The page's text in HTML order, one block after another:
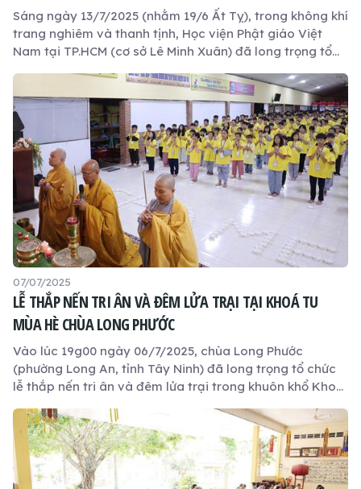
Sáng ngày 13/7/2025 (nhằm 19/6 Ất Tỵ), trong không khí
trang nghiêm và thanh tịnh, Học viện Phật giáo Việt
Nam tại TP.HCM (cơ sở Lê Minh Xuân) đã long trọng tổ
hơn 1.000 Phật tử thập phương. Đây là mô hình tu học
mới, tạo điều kiện để cư sĩ tại gia được trải nghiệm đời
sống thiền môn cùng với chư Tôn đức giáo phẩm và
Tăng Ni sinh nội trú.
07/07/2025
LỄ THẮP NẾN TRI ÂN VÀ ĐÊM LỬA TRẠI TẠI KHOÁ TU
MÙA HÈ CHÙA LONG PHƯỚC
Vào lúc 19g00 ngày 06/7/2025, chùa Long Phước
(phường Long An, tỉnh Tây Ninh) đã long trọng tổ chức
lễ thắp nến tri ân và đêm lửa trại trong khuôn khổ Khoá
trong đêm thứ ba của khoá tu 4 ngày, thu hút sự tham
dự của 500 khoá sinh cùng quý Chư Tôn đức Tăng Ni.